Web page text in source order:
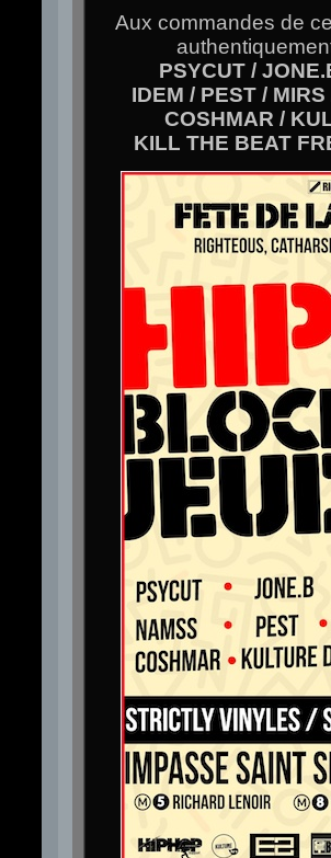
Aux commandes de
PSYCUT /
IDEM / PEST /
COSHMAR /
KILL THE BEAT